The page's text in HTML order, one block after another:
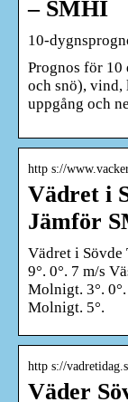
– SMHI
10-
Prognos för 10
och snö),
uppgång och
http s://
Vädret i
Jämför
Vädret i Sövde
9°. 0°. 7 m/s
Molnigt. 3°.
Molnigt. 5°.
http s://
Väder